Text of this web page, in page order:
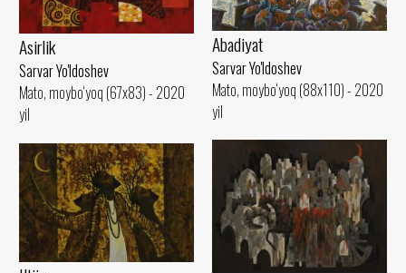
Abadiyat
Sarvar Yo'ldoshev
Mato, moybo‘yoq (88x110) - 2020
yil
Asirlik
Sarvar Yo'ldoshev
Mato, moybo‘yoq (67x83) - 2020
yil